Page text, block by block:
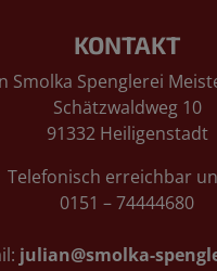
KONTAKT
Smolka Spenglerei
Schätzwaldweg 10
91332 Heiligenstadt
Telefonisch erreichbar
0151 – 74444680
julian@smolka-